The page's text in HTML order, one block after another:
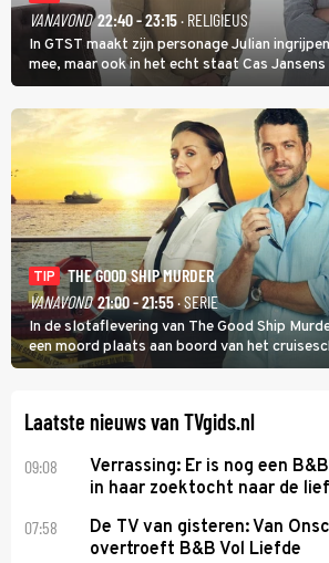
VANAVOND 22:40 - 23:15· RELIGIEUS
In GTST maakt zijn personage Julian
mee, maar ook in het echt staat Cas
vertelt hij in Adieu! Volgende Kaart.
TIP
THE GOOD SHIP MURDER
VANAVOND 21:00 - 21:55· SERIE
In de slotaflevering van The Good Ship
een moord plaats aan boord van het
een bemanningslid het slachtoffer is en
Laatste nieuws van TVgids.nl
09:08
Verrassing: Er is nog een
in haar zoektocht naar de
07:58
De TV van gisteren: Van
overtroeft B&B Vol Liefde